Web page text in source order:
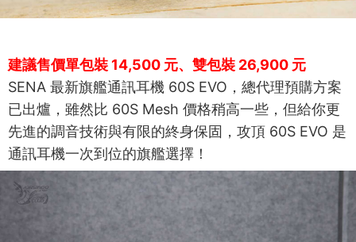
建議售價單包裝 14,500 元、雙包裝 26,900 元
SENA 最新旗艦通訊耳機 60S EVO，總代理預購方案
已出爐，雖然比 60S Mesh 價格稍高一些，但給你更
先進的調音技術與有限的終身保固，攻頂 60S EVO 是
通訊耳機一次到位的旗艦選擇！